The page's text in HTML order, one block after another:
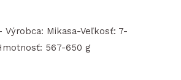
Výrobca: Mikasa-Veľkosť: 7-
567-650 g